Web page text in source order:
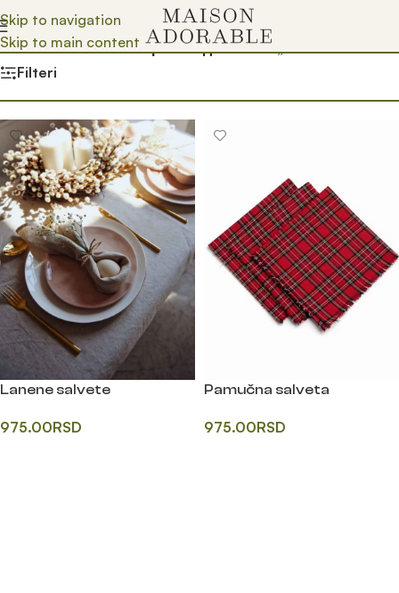
Skip to navigation
Skip to main content
Почетна/Prodavnica/Производ oзначен „salvete“
Filteri
Lanene salvete
975.00RSD
Pamučna salveta
975.00RSD